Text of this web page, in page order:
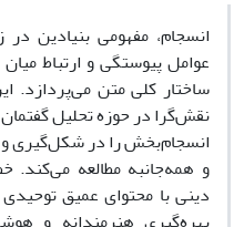
انسجام، مفهومی بنیادین
عوامل پیوستگی و ارتباط
ساختار کلی متن می‌پردازد.
نقش‌گرا در حوزه تحلیل
انسجام‌بخش را در شکل‌گیری
و همه‌جانبه مطالعه می‌کند.
دینی با محتوای عمیق